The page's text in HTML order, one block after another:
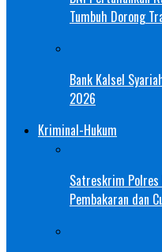
Tumbuh Dorong
Bank Kalsel
2026
Kriminal-Hukum
Satreskrim Polres
Pembakaran dan